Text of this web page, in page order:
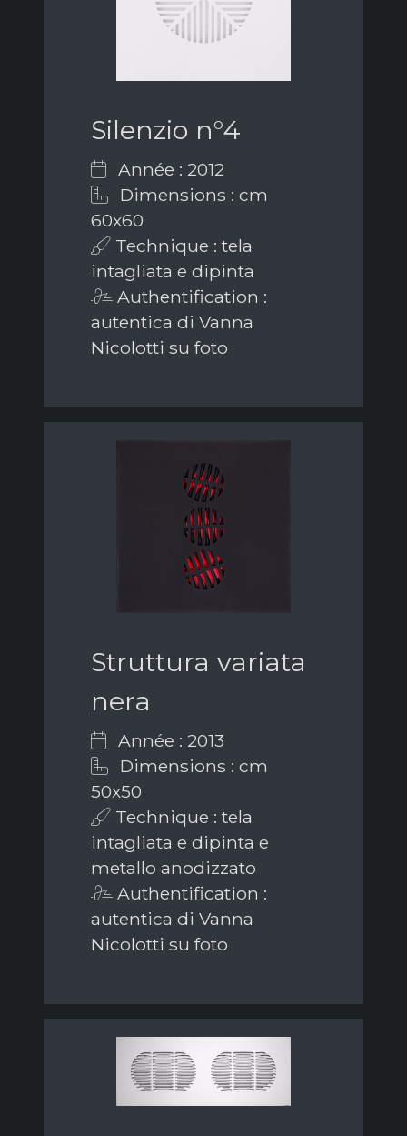
Silenzio n°4
Année : 2012
Dimensions : cm
60x60
Technique : tela
intagliata e dipinta
Authentification :
autentica di Vanna
Nicolotti su foto
Struttura variata
nera
Année : 2013
Dimensions : cm
50x50
Technique : tela
intagliata e dipinta e
metallo anodizzato
Authentification :
autentica di Vanna
Nicolotti su foto